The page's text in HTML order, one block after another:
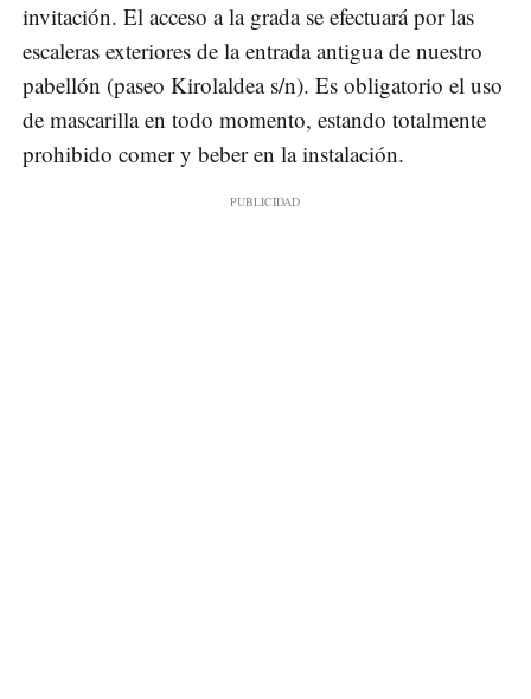
invitación. El acceso a la grada se efectuará por las
escaleras exteriores de la entrada antigua de nuestro
pabellón (paseo Kirolaldea s/n). Es obligatorio el uso
de mascarilla en todo momento, estando totalmente
prohibido comer y beber en la instalación.